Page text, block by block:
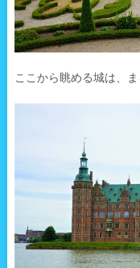
ここから眺める城は、